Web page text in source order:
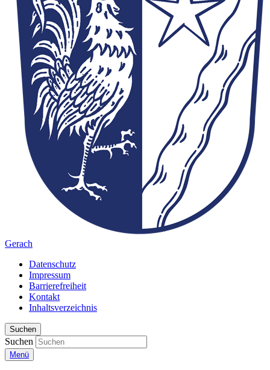
Gerach
Datenschutz
Impressum
Barrierefreiheit
Kontakt
Inhaltsverzeichnis
Suchen
Suchen
Menü